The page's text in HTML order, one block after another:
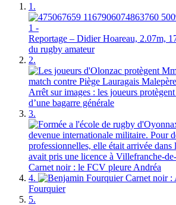
1.
Reportage – Didier Hoareau, 2.07m,
du rugby amateur
2.
Arrêt sur images : les joueurs
d’une bagarre générale
3.
Carnet noir : le FCV pleure Andréa
4.
Carnet noir :
Fourquier
5.